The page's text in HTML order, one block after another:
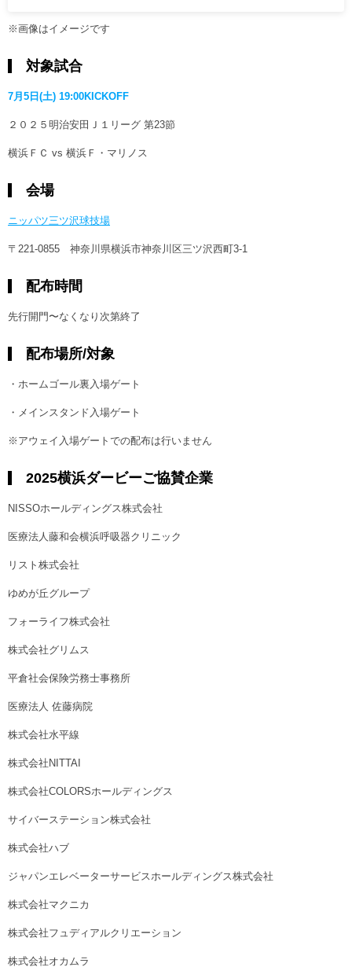
※画像はイメージです
対象試合
7月5日(土) 19:00KICKOFF
２０２５明治安田Ｊ１リーグ 第23節
横浜ＦＣ vs 横浜Ｆ・マリノス
会場
ニッパツ三ツ沢球技場
〒221-0855 神奈川県横浜市神奈川区三ツ沢西町3-1
配布時間
先行開門〜なくなり次第終了
配布場所/対象
・ホームゴール裏入場ゲート
・メインスタンド入場ゲート
※アウェイ入場ゲートでの配布は行いません
2025横浜ダービーご協賛企業
NISSOホールディングス株式会社
医療法人藤和会横浜呼吸器クリニック
リスト株式会社
ゆめが丘グループ
フォーライフ株式会社
株式会社グリムス
平倉社会保険労務士事務所
医療法人 佐藤病院
株式会社水平線
株式会社NITTAI
株式会社COLORSホールディングス
サイバーステーション株式会社
株式会社ハブ
ジャパンエレベーターサービスホールディングス株式会社
株式会社マクニカ
株式会社フュディアルクリエーション
株式会社オカムラ